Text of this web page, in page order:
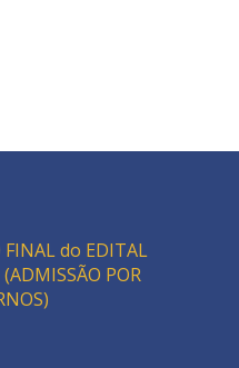
do EDITAL
POR